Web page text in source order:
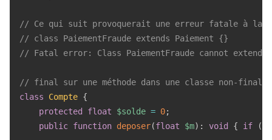
// Ce qui suit provoquerait une erreur fatale à la
// class PaiementFraude extends Paiement {}
// Fatal error: Class PaiementFraude cannot extend
// final sur une méthode dans une classe non-finale
class
Compte {
protected
float $solde = 0;
public function deposer(float $m) : void { if (